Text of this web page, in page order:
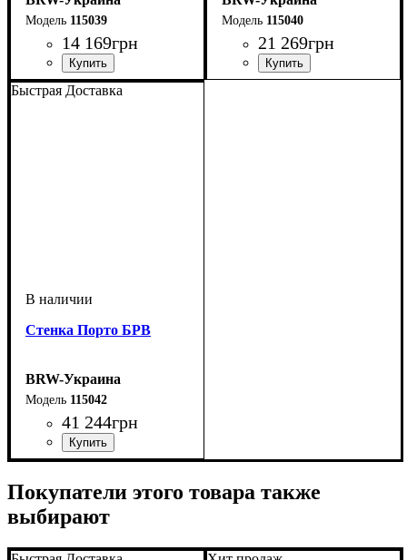
115039
14 169грн
ширина, мм: 1285
высота, мм: 1995
глубина, мм: 555
115040
21 269грн
ширина, мм: 1885
высота, мм: 2090
глубина, мм: 555
Быстрая Доставка
Стенка Порто БРВ
BRW-Украина
115042
41 244грн
Покупатели этого товара также
выбирают